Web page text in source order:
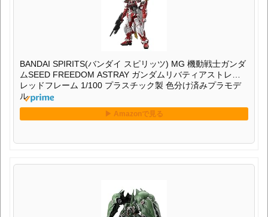
BANDAI SPIRITS(バンダイ スピリッツ) MG 機動戦士ガンダ
ムSEED FREEDOM ASTRAY ガンダムリバティアストレイ
レッドフレーム 1/100 プラスチック製 色分け済みプラモデ
ル